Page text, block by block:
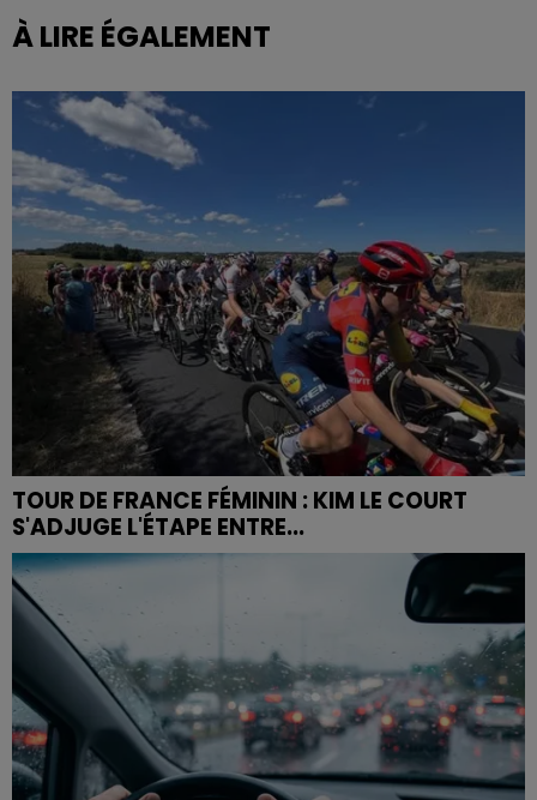
À LIRE ÉGALEMENT
TOUR DE FRANCE FÉMININ : KIM LE COURT
S'ADJUGE L'ÉTAPE ENTRE...